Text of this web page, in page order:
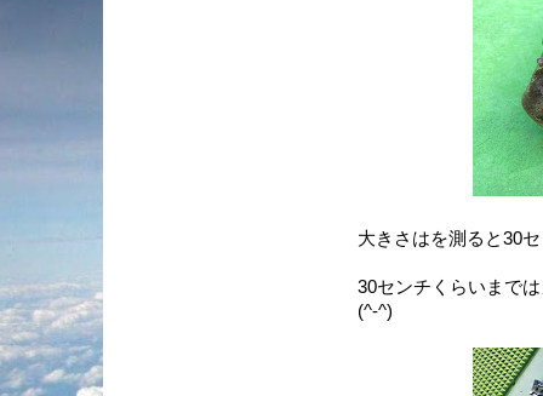
大きさはを測ると30
30センチくらいまで
(^-^)